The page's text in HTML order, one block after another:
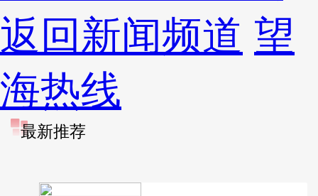
返回新闻频道 望
海热线
最新推荐